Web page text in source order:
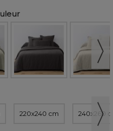
220x240 cm 240x260